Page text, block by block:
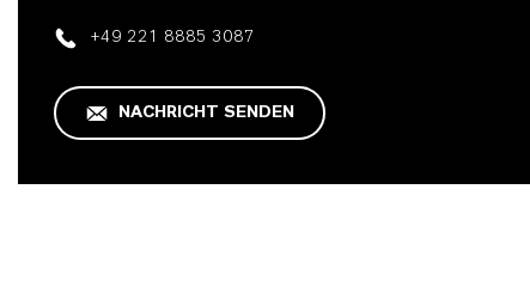
+49 221 8885 3087
NACHRICHT SENDEN